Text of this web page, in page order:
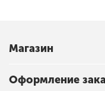
Магазин
Оформление